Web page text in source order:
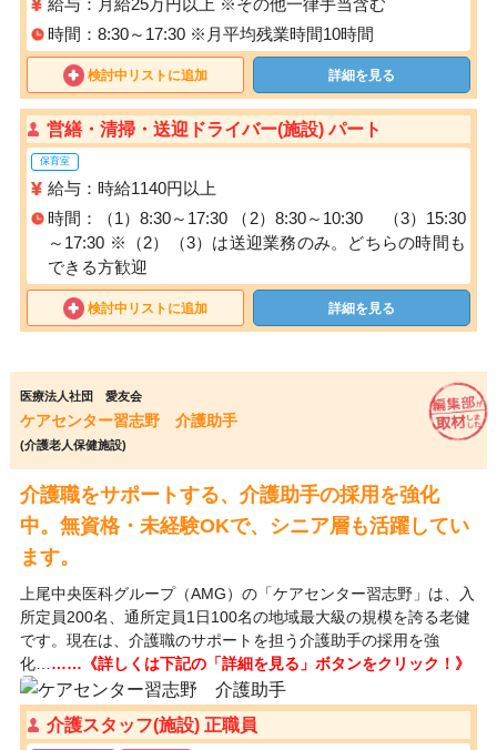
時間：8:30～17:30 ※月平均残業時間10時間
検討中リストに追加 詳細を見る
営繕・清掃・送迎ドライバー(施設) パート
保育室
給与：時給1140円以上
時間：（1）8:30～17:30 （2）8:30～10:30 （3）15:30
～17:30 ※（2）（3）は送迎業務のみ。どちらの時間も
できる方歓迎
検討中リストに追加 詳細を見る
医療法人社団 愛友会
ケアセンター習志野 介護助手
(介護老人保健施設)
介護職をサポートする、介護助手の採用を強化
中。無資格・未経験OKで、シニア層も活躍してい
ます。
上尾中央医科グループ（AMG）の「ケアセンター習志野」は、入
所定員200名、通所定員1日100名の地域最大級の規模を誇る老健
です。現在は、介護職のサポートを担う介護助手の採用を強
化… ……《詳しくは下記の「詳細を見る」ボタンをクリック！》
介護スタッフ(施設) 正職員